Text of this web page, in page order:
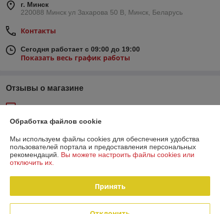
г. Минск
220088 Минск ул Захарова 50 В, Минск, Беларусь
Контакты
Сегодня работает с 09:00 до 19:00
Показать весь график работы
Отзывы о магазине
52 отзывов за всё время
Покупатель
Отлично
Пробка, к сожалению, к моему термосу не подошла. Заказ был
Сделка подтверждена через корзину
Обработка файлов cookie
Мы используем файлы cookies для обеспечения удобства
пользователей портала и предоставления персональных
рекомендаций. Вы можете настроить файлы cookies или
отключить их.
Принять